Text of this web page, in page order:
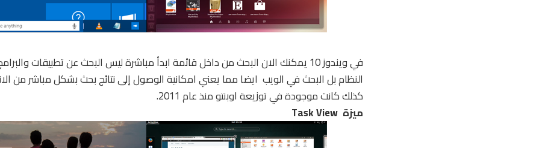
في ويندوز 10 يمكنك الان البحث من داخل قائمة ابدأ مباشرة ليس البحث عن تطبيقات
النظام بل البحث في الويب ايضا مما يعني امكانية الوصول إلى نتائج بحث بشكل مباشر من
كذلك كانت موجودة في توزيعة اوبنتو منذ عام 2011.
ميزة Task View